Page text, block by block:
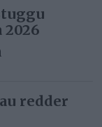
redder